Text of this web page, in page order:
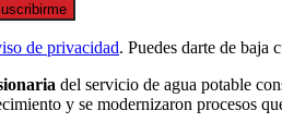
de privacidad. Puedes darte de baja
del servicio de agua potable
y se modernizaron procesos